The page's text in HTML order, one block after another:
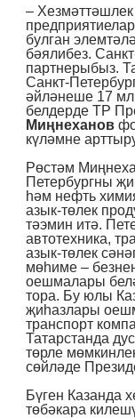
–
булган
бәялибез.
партнерыбыз.
Санкт-
әйләнеше 17
белдерде ТР
Миңнеханов
күләмне
Рөстәм
Петербургны
һәм нефть
азык-төлек
тәэмин итә.
автотехника,
азык-төлек
мөһиме –
оешмалары
тора. Бу юлы
җиһазлары
транспорт
Татарстанда
төрле
сөйләде
Бүген Казанда
төбәкара